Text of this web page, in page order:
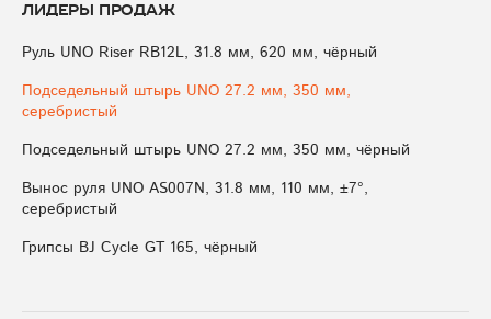
Лидеры продаж
Руль UNO Riser RB12L, 31.8 мм, 620 мм, чёрный
Подседельный штырь UNO 27.2 мм, 350 мм,
серебристый
Подседельный штырь UNO 27.2 мм, 350 мм, чёрный
Вынос руля UNO AS007N, 31.8 мм, 110 мм, ±7°,
серебристый
Грипсы BJ Cycle GT 165, чёрный